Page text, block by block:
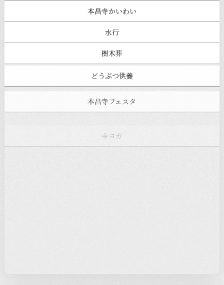
本昌寺かいわい
水行
樹木葬
どうぶつ供養
お知らせ